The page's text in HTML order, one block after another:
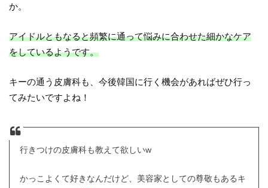
か。
アイドルともなると頻繁に通って悩みに合わせた細かなケア
をしているようです。
キーの通う皮膚科も、今後韓国に行く機会があればぜひ行っ
てみたいですよね！
行きつけの皮膚科も教えて欲しいw
かっこよくて好きなんだけど、美容家としての尊敬もあるキ